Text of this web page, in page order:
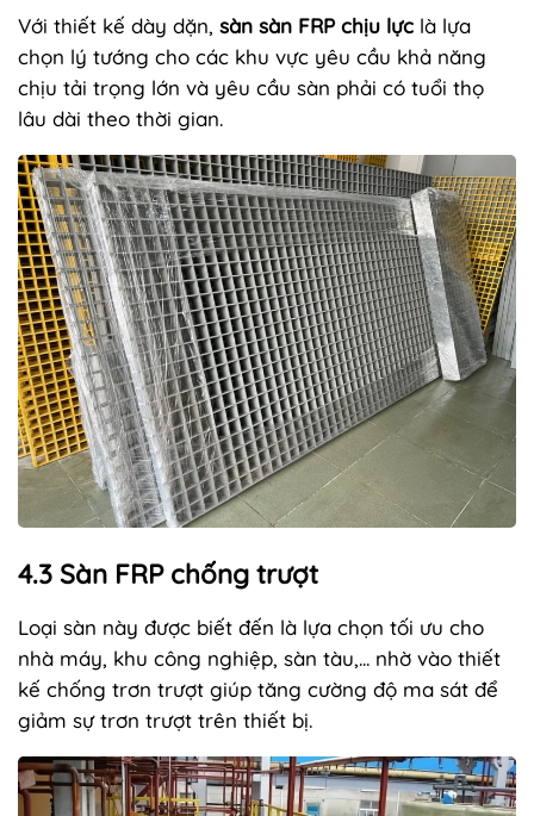
Với thiết kế dày dặn, sàn sàn FRP chịu lực là lựa
chọn lý tướng cho các khu vực yêu cầu khả năng
chịu tải trọng lớn và yêu cầu sàn phải có tuổi thọ
lâu dài theo thời gian.
4.3 Sàn FRP chống trượt
Loại sàn này được biết đến là lựa chọn tối ưu cho
nhà máy, khu công nghiệp, sàn tàu,... nhờ vào thiết
kế chống trơn trượt giúp tăng cường độ ma sát để
giảm sự trơn trượt trên thiết bị.